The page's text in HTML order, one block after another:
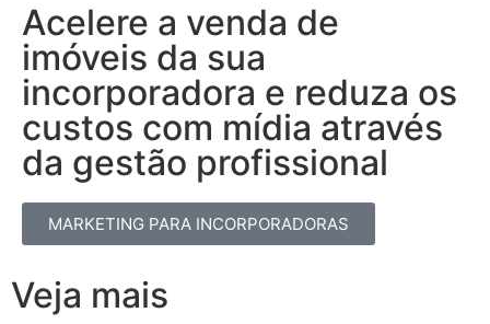
Acelere a venda de
imóveis da sua
incorporadora e reduza os
custos com mídia através
da gestão profissional​
MARKETING PARA INCORPORADORAS
Veja mais